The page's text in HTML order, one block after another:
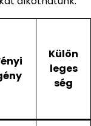
Külön
leges
ség